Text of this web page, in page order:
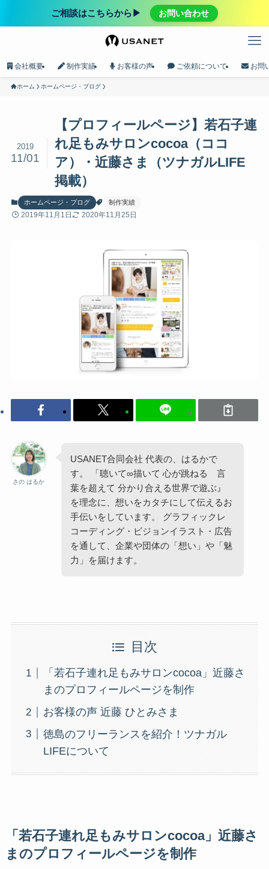
ご相談はこちらから▶︎ お問い合わせ
会社概要 制作実績 お客様の声 ご依頼について お問
ホーム ホームページ・ブログ
【プロフィールページ】若石子連
れ足もみサロンcocoa（ココ
ア）・近藤さま（ツナガルLIFE
掲載）
2019
11/01
ホームページ・ブログ 制作実績
2019年11月1日 2020年11月25日
さの はるか
USANET合同会社 代表の、はるかで
す。 「聴いて∞描いて 心が跳ねる 言
葉を超えて 分かり合える世界で遊ぶ』
を理念に、想いをカタチにして伝えるお
手伝いをしています。 グラフィックレ
コーディング・ビジョンイラスト・広告
を通して、企業や団体の「想い」や「魅
力」を届けます。
目次
「若石子連れ足もみサロンcocoa」近藤さ
まのプロフィールページを制作
お客様の声 近藤 ひとみさま
徳島のフリーランスを紹介！ツナガル
LIFEについて
「若石子連れ足もみサロンcocoa」近藤さ
まのプロフィールページを制作